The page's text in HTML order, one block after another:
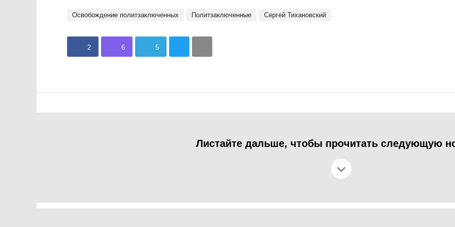
Освобождение политзаключенных политзаключенные Сергей Тихановский
2 6 5
Листайте дальше, чтобы прочитать следующую